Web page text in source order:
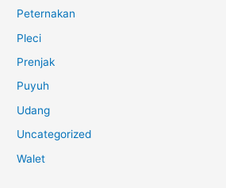
Peternakan
Pleci
Prenjak
Puyuh
Udang
Uncategorized
Walet